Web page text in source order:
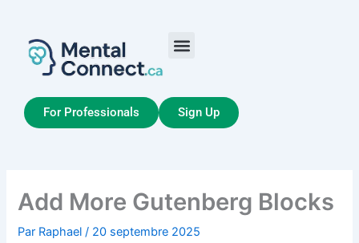
contenu
For Professionals Sign Up
Add More Gutenberg Blocks
Par Raphael/ 20 septembre 2025